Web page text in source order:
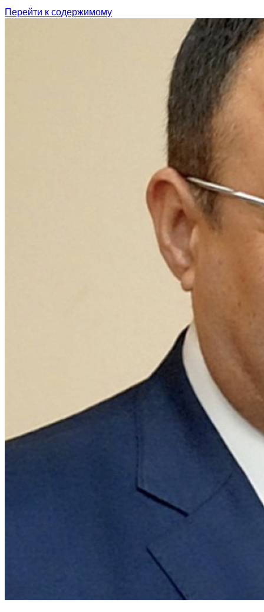
Перейти к содержимому